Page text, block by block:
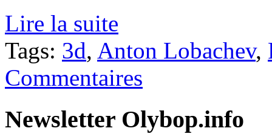
Lire la suite
Tags: 3d, Anton Lobachev,
Commentaires
Newsletter Olybop.info